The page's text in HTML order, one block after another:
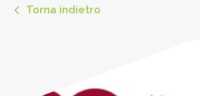
Torna indietro